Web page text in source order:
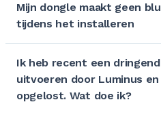
Mijn dongle maakt geen
tijdens het installeren
Ik heb recent een
uitvoeren door Luminus
opgelost. Wat doe ik?